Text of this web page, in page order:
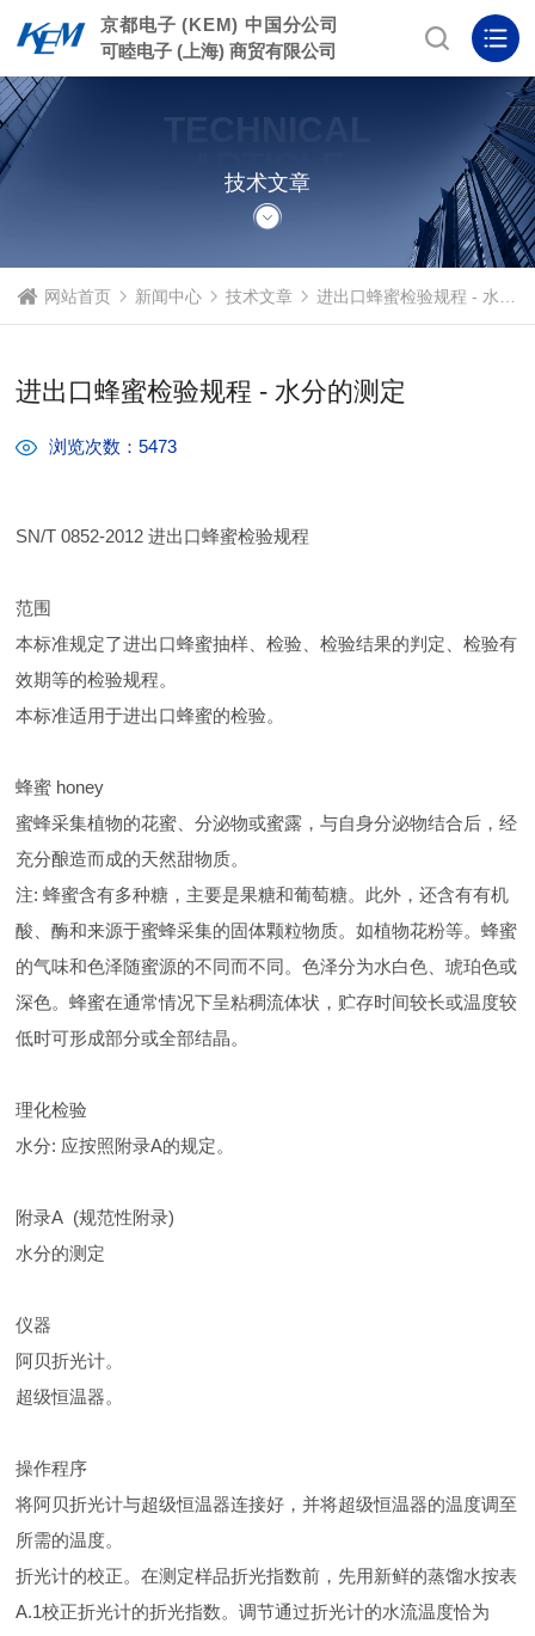
京都电子 (KEM) 中国分公司
可睦电子 (上海) 商贸有限公司
ARTICLE
技术文章
网站首页 新闻中心 技术文章 进出口蜂蜜检验规程 - 水分的测定
进出口蜂蜜检验规程 - 水分的测定
浏览次数：5473
SN/T 0852-2012 进出口蜂蜜检验规程
范围
本标准规定了进出口蜂蜜抽样、检验、检验结果的判定、检验有
效期等的检验规程。
本标准适用于进出口蜂蜜的检验。
蜂蜜 honey
蜜蜂采集植物的花蜜、分泌物或蜜露，与自身分泌物结合后，经
充分酿造而成的天然甜物质。
注: 蜂蜜含有多种糖，主要是果糖和葡萄糖。此外，还含有有机
酸、酶和来源于蜜蜂采集的固体颗粒物质。如植物花粉等。蜂蜜
的气味和色泽随蜜源的不同而不同。色泽分为水白色、琥珀色或
深色。蜂蜜在通常情况下呈粘稠流体状，贮存时间较长或温度较
低时可形成部分或全部结晶。
理化检验
水分: 应按照附录A的规定。
附录A (规范性附录)
水分的测定
仪器
阿贝折光计。
超级恒温器。
操作程序
将阿贝折光计与超级恒温器连接好，并将超级恒温器的温度调至
所需的温度。
折光计的校正。在测定样品折光指数前，先用新鲜的蒸馏水按表
A.1校正折光计的折光指数。调节通过折光计的水流温度恰为